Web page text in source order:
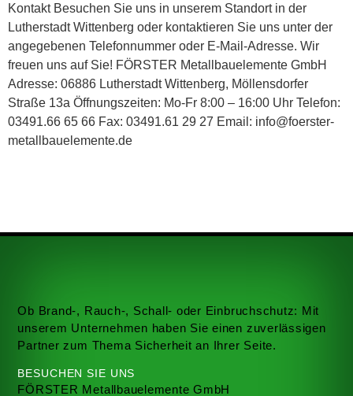
Kontakt Besuchen Sie uns in unserem Standort in der
Lutherstadt Wittenberg oder kontaktieren Sie uns unter der
angegebenen Telefonnummer oder E-Mail-Adresse. Wir
freuen uns auf Sie! FÖRSTER Metallbauelemente GmbH
Adresse: 06886 Lutherstadt Wittenberg, Möllensdorfer
Straße 13a Öffnungszeiten: Mo-Fr 8:00 – 16:00 Uhr Telefon:
03491.66 65 66 Fax: 03491.61 29 27 Email: info@foerster-
metallbauelemente.de
Ob Brand-, Rauch-, Schall- oder Einbruchschutz: Mit
unserem Unternehmen haben Sie einen zuverlässigen
Partner zum Thema Sicherheit an Ihrer Seite.
BESUCHEN SIE UNS
FÖRSTER Metallbauelemente GmbH